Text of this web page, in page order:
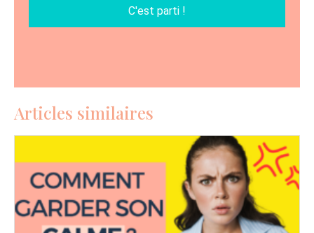
C'est parti !
Articles similaires